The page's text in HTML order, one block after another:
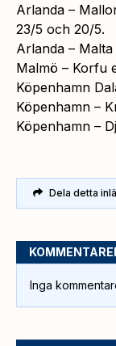
Arlanda –
23/5 och 20/5.
Arlanda –
Malmö – Korfu
Köpenhamn
Köpenhamn –
Köpenhamn –
Dela detta
Inga